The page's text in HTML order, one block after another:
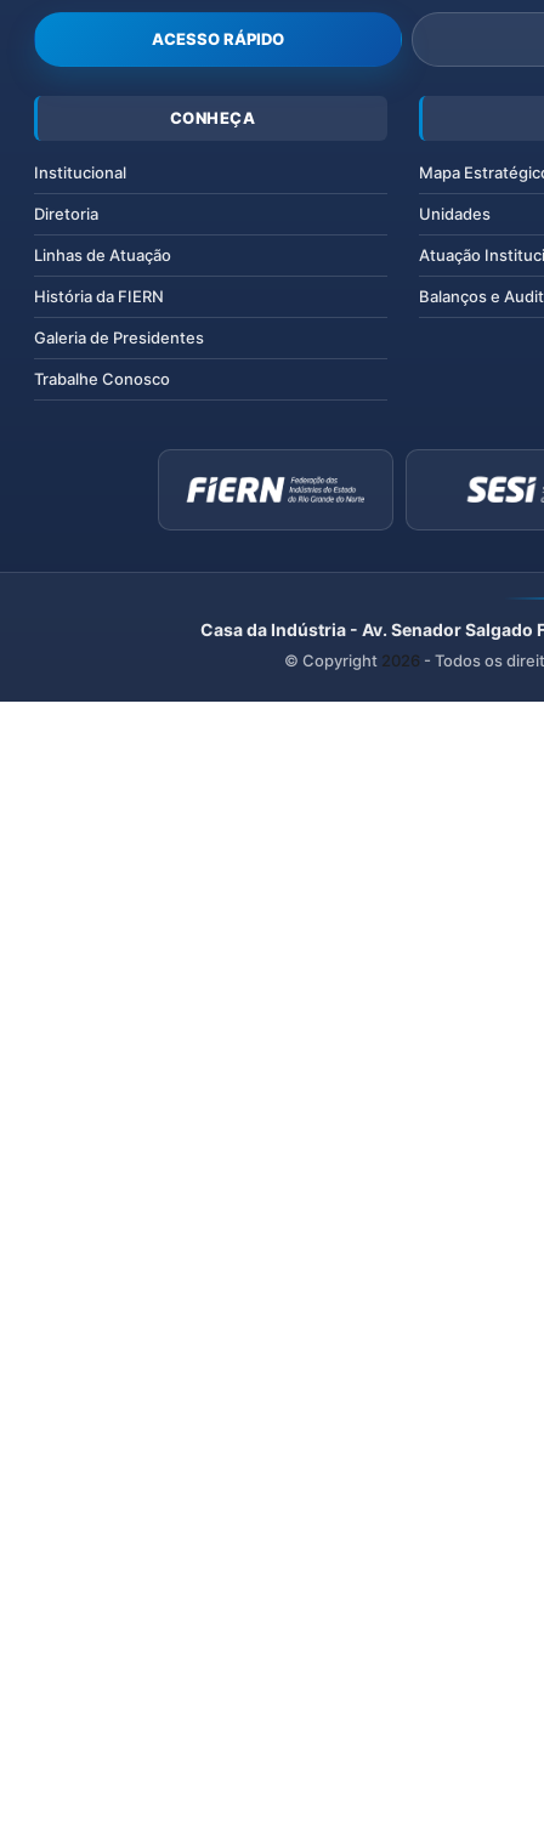
ACESSO RÁPIDO
CONHEÇA
Institucional
Diretoria
Linhas de Atuação
História da FIERN
Galeria de Presidentes
Trabalhe Conosco
Mapa
Unidades
Atuação
Balanços e
Casa da Indústria - Av. Senador
© Copyright 2026 - Todos os